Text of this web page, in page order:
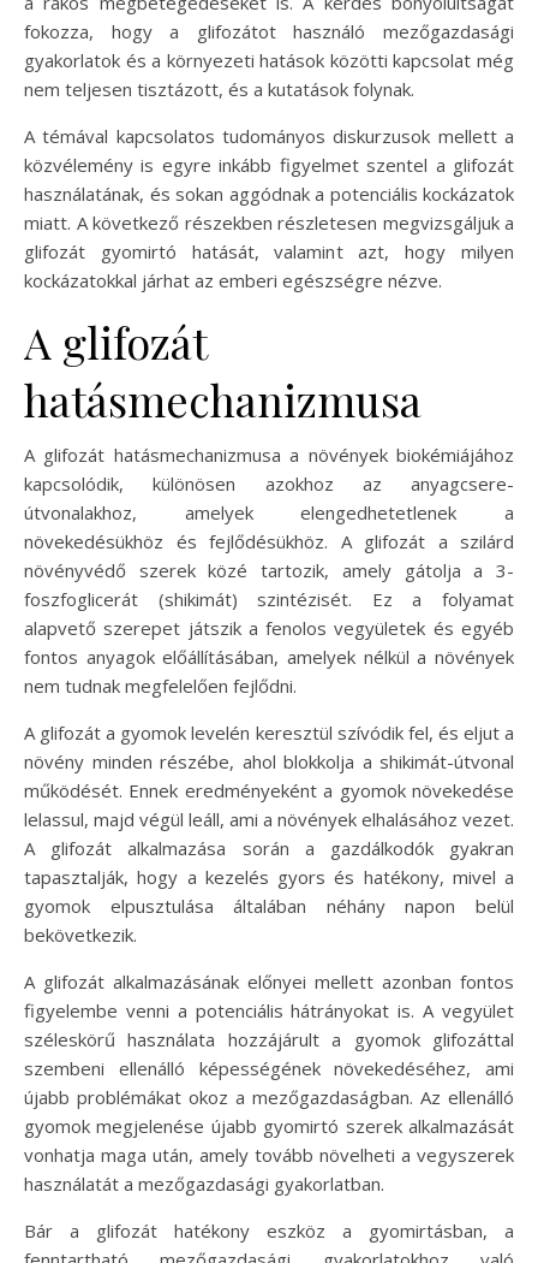
fokozza, hogy a glifozátot használó mezőgazdasági
gyakorlatok és a környezeti hatások közötti kapcsolat még
nem teljesen tisztázott, és a kutatások folynak.
A témával kapcsolatos tudományos diskurzusok mellett a
közvélemény is egyre inkább figyelmet szentel a glifozát
használatának, és sokan aggódnak a potenciális kockázatok
miatt. A következő részekben részletesen megvizsgáljuk a
glifozát gyomirtó hatását, valamint azt, hogy milyen
kockázatokkal járhat az emberi egészségre nézve.
A glifozát
hatásmechanizmusa
A glifozát hatásmechanizmusa a növények biokémiájához
kapcsolódik, különösen azokhoz az anyagcsere-
útvonalakhoz, amelyek elengedhetetlenek a
növekedésükhöz és fejlődésükhöz. A glifozát a szilárd
növényvédő szerek közé tartozik, amely gátolja a 3-
foszfoglicerát (shikimát) szintézisét. Ez a folyamat
alapvető szerepet játszik a fenolos vegyületek és egyéb
fontos anyagok előállításában, amelyek nélkül a növények
nem tudnak megfelelően fejlődni.
A glifozát a gyomok levelén keresztül szívódik fel, és eljut a
növény minden részébe, ahol blokkolja a shikimát-útvonal
működését. Ennek eredményeként a gyomok növekedése
lelassul, majd végül leáll, ami a növények elhalásához vezet.
A glifozát alkalmazása során a gazdálkodók gyakran
tapasztalják, hogy a kezelés gyors és hatékony, mivel a
gyomok elpusztulása általában néhány napon belül
bekövetkezik.
A glifozát alkalmazásának előnyei mellett azonban fontos
figyelembe venni a potenciális hátrányokat is. A vegyület
széleskörű használata hozzájárult a gyomok glifozáttal
szembeni ellenálló képességének növekedéséhez, ami
újabb problémákat okoz a mezőgazdaságban. Az ellenálló
gyomok megjelenése újabb gyomirtó szerek alkalmazását
vonhatja maga után, amely tovább növelheti a vegyszerek
használatát a mezőgazdasági gyakorlatban.
Bár a glifozát hatékony eszköz a gyomirtásban, a